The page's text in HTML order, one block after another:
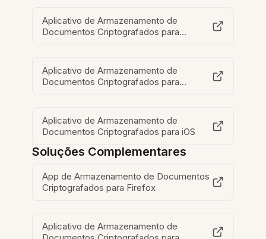
Aplicativo de Armazenamento de
Documentos Criptografados para
Aplicativo de Armazenamento de
Documentos Criptografados para
Aplicativo de Armazenamento de
Documentos Criptografados para iOS
Soluções Complementares
App de Armazenamento de Documentos
Criptografados para Firefox
Aplicativo de Armazenamento de